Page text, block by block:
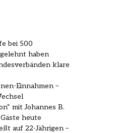
bei 500
haben
klare
Einnahmen –
mit Johannes B.
heute
auf 22-Jährigen –